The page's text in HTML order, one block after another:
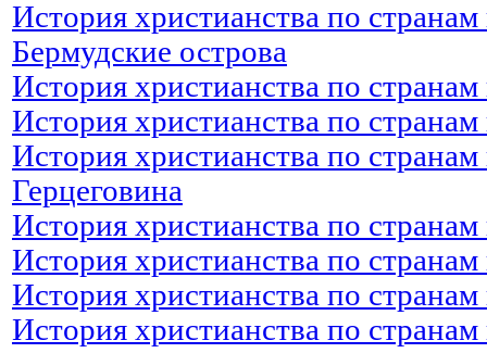
История христианства по
Бермудские острова
История христианства по
История христианства по
История христианства по
Герцеговина
История христианства по
История христианства по
История христианства по
История христианства по